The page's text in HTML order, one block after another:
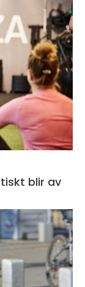
blir av